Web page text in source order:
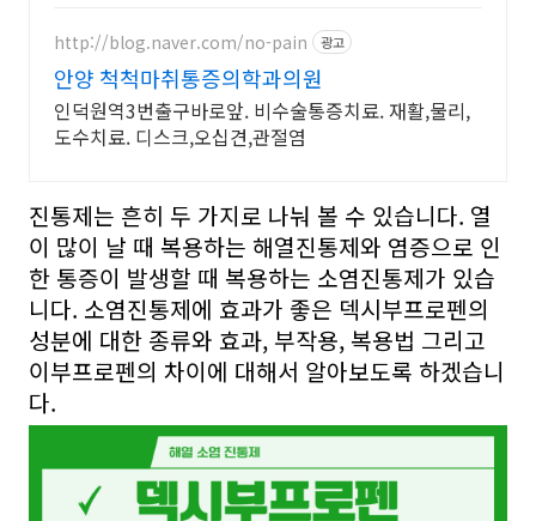
http://blog.naver.com/no-pain 광고
안양 척척마취통증의학과의원
인덕원역3번출구바로앞. 비수술통증치료. 재활,물리,
도수치료. 디스크,오십견,관절염
진통제는 흔히 두 가지로 나눠 볼 수 있습니다. 열
이 많이 날 때 복용하는 해열진통제와 염증으로 인
한 통증이 발생할 때 복용하는 소염진통제가 있습
니다. 소염진통제에 효과가 좋은 덱시부프로펜의
성분에 대한 종류와 효과, 부작용, 복용법 그리고
이부프로펜의 차이에 대해서 알아보도록 하겠습니
다.